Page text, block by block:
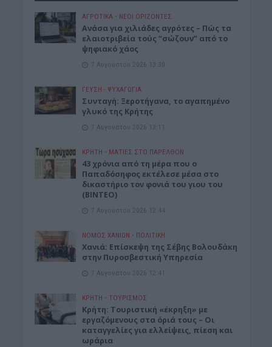
ΑΓΡΟΤΙΚΑ • ΝΕΟΙ ΟΡΙΖΟΝΤΕΣ
Ανάσα για χιλιάδες αγρότες – Πώς τα
ελαιοτριβεία τούς “σώζουν” από το
ψηφιακό χάος
7 Αυγούστου 2026 13:30
ΓΕΎΣΗ - ΨΥΧΑΓΩΓΊΑ
Συνταγή: Ξεροτήγανα, το αγαπημένο
γλυκό της Κρήτης
7 Αυγούστου 2026 13:11
ΚΡΗΤΗ • ΜΑΤΙΕΣ ΣΤΟ ΠΑΡΕΛΘΟΝ
43 χρόνια από τη μέρα που ο
Παπαδόσηφος εκτέλεσε μέσα στο
δικαστήριο τον φονιά του γιου του
(ΒΙΝΤΕΟ)
7 Αυγούστου 2026 12:44
ΝΟΜΌΣ ΧΑΝΊΩΝ • ΠΟΛΙΤΙΚΗ
Xανιά: Επίσκεψη της Σέβης Βολουδάκη
στην Πυροσβεστική Υπηρεσία
7 Αυγούστου 2026 12:41
ΚΡΗΤΗ • ΤΟΥΡΙΣΜΟΣ
Κρήτη: Τουριστική «έκρηξη» με
εργαζόμενους στα όριά τους – Οι
καταγγελίες για ελλείψεις, πίεση και
ωράρια